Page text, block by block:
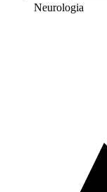
Neurologia